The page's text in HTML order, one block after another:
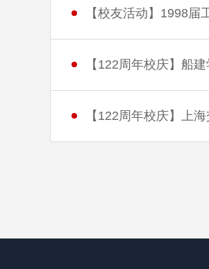
【校友活动】1998
【122周年校庆】船
【122周年校庆】上